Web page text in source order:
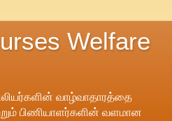
Welfare
வாழ்வாதாரத்தை
பிணியாளர்களின் வளமான